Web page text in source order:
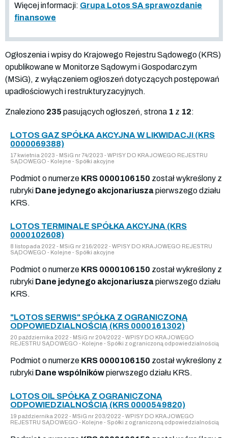
Więcej informacji: Grupa Lotos SA sprawozdanie
finansowe
Ogłoszenia i wpisy do Krajowego Rejestru Sądowego (KRS)
opublikowane w Monitorze Sądowym i Gospodarczym
(MSiG), z wyłączeniem ogłoszeń dotyczących postępowań
upadłościowych i restrukturyzacyjnych.
Znaleziono 235 pasujących ogłoszeń, strona 1 z 12:
LOTOS GAZ SPÓŁKA AKCYJNA W LIKWIDACJI (KRS
0000069388)
17 kwietnia 2023 - MSiG nr 74/2023 - WPISY DO KRAJOWEGO REJESTRU
SĄDOWEGO - Kolejne - Spółki akcyjne
Podmiot o numerze KRS 0000106150 został wykreślony z
rubryki Dane jedynego akcjonariuszapierwszego działu
KRS.
LOTOS TERMINALE SPÓŁKA AKCYJNA (KRS
0000102608)
8 listopada 2022 - MSiG nr 216/2022 - WPISY DO KRAJOWEGO REJESTRU
SĄDOWEGO - Kolejne - Spółki akcyjne
Podmiot o numerze KRS 0000106150 został wykreślony z
rubryki Dane jedynego akcjonariuszapierwszego działu
KRS.
"LOTOS SERWIS" SPÓŁKA Z OGRANICZONĄ
ODPOWIEDZIALNOŚCIĄ (KRS 0000161302)
20 października 2022 - MSiG nr 204/2022 - WPISY DO KRAJOWEGO
REJESTRU SĄDOWEGO - Kolejne - Spółki z ograniczoną odpowiedzialnością
Podmiot o numerze KRS 0000106150 został wykreślony z
rubryki Dane wspólnikówpierwszego działu KRS.
LOTOS OIL SPÓŁKA Z OGRANICZONĄ
ODPOWIEDZIALNOŚCIĄ (KRS 0000549820)
19 października 2022 - MSiG nr 203/2022 - WPISY DO KRAJOWEGO
REJESTRU SĄDOWEGO - Kolejne - Spółki z ograniczoną odpowiedzialnością